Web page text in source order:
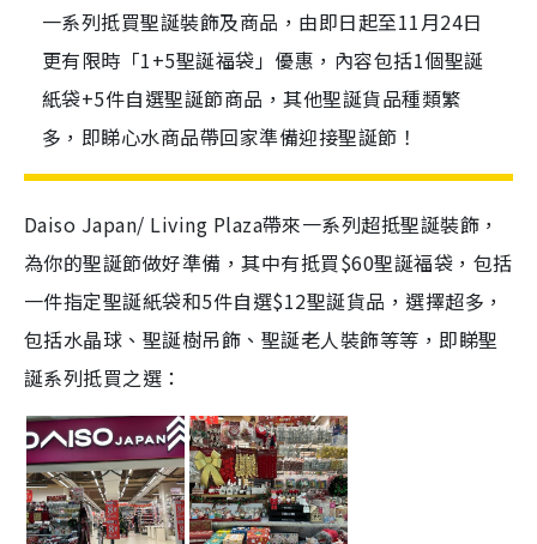
一系列抵買聖誕裝飾及商品，由即日起至11月24日
更有限時「1+5聖誕福袋」優惠，內容包括1個聖誕
紙袋+5件自選聖誕節商品，其他聖誕貨品種類繁
多，即睇心水商品帶回家準備迎接聖誕節！
Daiso Japan/ Living Plaza帶來一系列超抵聖誕裝飾，
為你的聖誕節做好準備，其中有抵買$60聖誕福袋，包括
一件指定聖誕紙袋和5件自選$12聖誕貨品，選擇超多，
包括水晶球、聖誕樹吊飾、聖誕老人裝飾等等，即睇聖
誕系列抵買之選：